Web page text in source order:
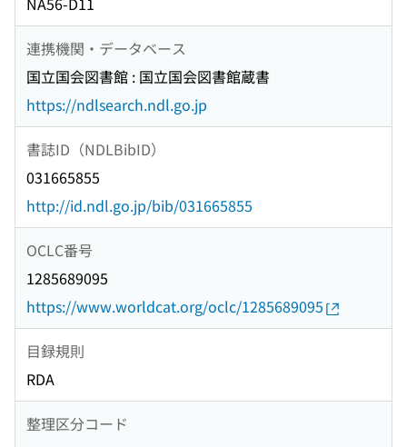
連携機関・データベース
国立国会図書館 : 国立国会図書館蔵書
https://ndlsearch.ndl.go.jp
書誌ID（NDLBibID）
031665855
http://id.ndl.go.jp/bib/031665855
OCLC番号
1285689095
https://www.worldcat.org/oclc/1285689095
目録規則
RDA
整理区分コード